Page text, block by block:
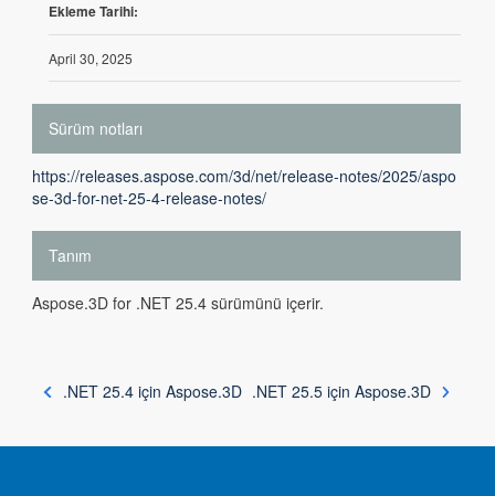
Ekleme Tarihi:
April 30, 2025
Sürüm notları
https://releases.aspose.com/3d/net/release-notes/2025/aspo
se-3d-for-net-25-4-release-notes/
Tanım
Aspose.3D for .NET 25.4 sürümünü içerir.
.NET 25.4 için Aspose.3D .NET 25.5 için Aspose.3D